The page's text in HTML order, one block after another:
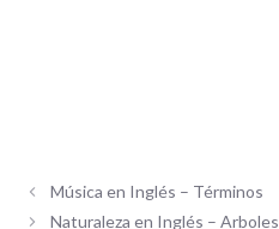
Música en Inglés – Términos
Naturaleza en Inglés – Arboles